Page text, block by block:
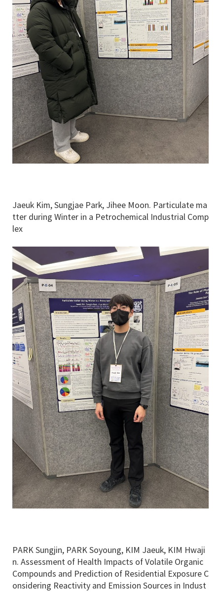
Jaeuk Kim, Sungjae Park, Jihee Moon. Particulate ma
tter during Winter in a Petrochemical Industrial Comp
lex
PARK Sungjin, PARK Soyoung, KIM Jaeuk, KIM Hwaji
n. Assessment of Health Impacts of Volatile Organic
Compounds and Prediction of Residential Exposure C
onsidering Reactivity and Emission Sources in Indust